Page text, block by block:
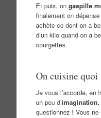
Et puis, on gaspille
finalement on
achète ce dont on a
d’un kilo quand on a
courgettes.
On cuisine quoi
Je vous l’accorde, en
un peu d’imagination.
questionnez ! Vous